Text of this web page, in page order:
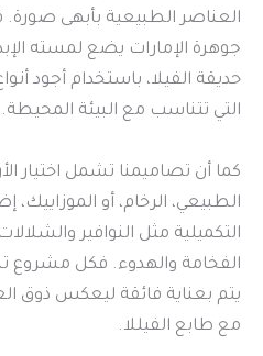
العناصر الطبيعية بأبهى صورة.
جوهرة الإمارات يضع لمسته
حديقة الفيلا، باستخدام أجود
التي تتناسب مع البيئة المحيطة.
كما أن تصاميمنا تشمل اختيار
الطبيعي، الرخام، أو
التكميلية مثل النوافير
الفخامة والهدوء. فكل مشروع
يتم بعناية فائقة ليعكس ذوق
مع طابع الفيللا.